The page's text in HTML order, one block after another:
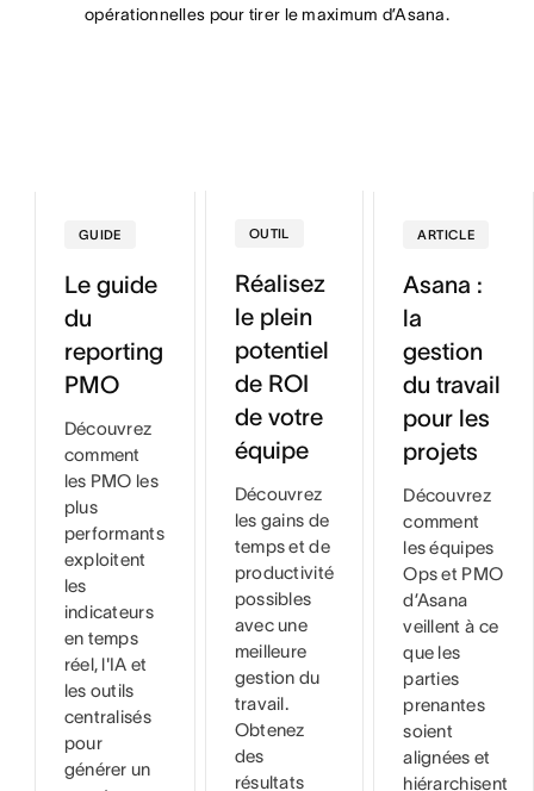
opérationnelles pour tirer le maximum d’Asana.
GUIDE
Le guide
du
reporting
PMO
Découvrez
comment
les PMO les
plus
performants
exploitent
les
indicateurs
en temps
réel, l'IA et
les outils
centralisés
pour
générer un
OUTIL
Réalisez
le plein
potentiel
de ROI
de votre
équipe
Découvrez
les gains de
temps et de
productivité
possibles
avec une
meilleure
gestion du
travail.
Obtenez
des
résultats
ARTICLE
Asana :
la
gestion
du travail
pour les
projets
Découvrez
comment
les équipes
Ops et PMO
d’Asana
veillent à ce
que les
parties
prenantes
soient
alignées et
hiérarchisent